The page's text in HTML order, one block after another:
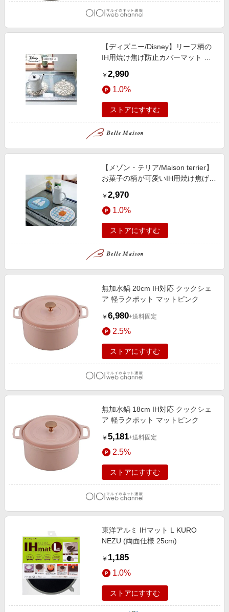
【ディズニー/Disney】リーフ柄の
IH用焼け焦げ防止カバーマット 同
￥ 2,990
1.0%
ストアにすすむ
【メゾン・テリア/Maison terrier】
お菓子の柄が可愛いIH用焼け焦げ防
￥ 2,970
1.0%
ストアにすすむ
無加水鍋 20cm IH対応 クックシェ
ア 軽ラクポット マットピンク
￥ 6,980+送料固定
2.5%
ストアにすすむ
無加水鍋 18cm IH対応 クックシェ
ア 軽ラクポット マットピンク
￥ 5,181+送料固定
2.5%
ストアにすすむ
東洋アルミ IHマット L KURO
NEZU (両面仕様 25cm)
￥ 1,185
1.0%
ストアにすすむ